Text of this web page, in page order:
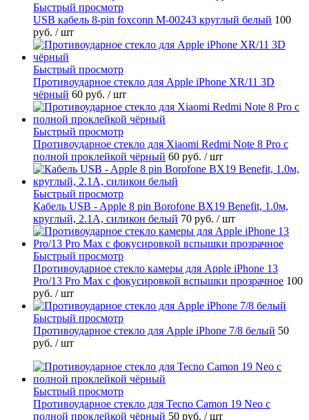
Быстрый просмотр
USB кабель 8-pin foxconn M-00243 круглый белый 100
руб. / шт
Быстрый просмотр
Противоударное стекло для Apple iPhone XR/11 3D
чёрный 60 руб. / шт
Быстрый просмотр
Противоударное стекло для Xiaomi Redmi Note 8 Pro с
полной проклейкой чёрный 60 руб. / шт
Быстрый просмотр
Кабель USB - Apple 8 pin Borofone BX19 Benefit, 1.0м,
круглый, 2.1A, силикон белый 70 руб. / шт
Быстрый просмотр
Противоударное стекло камеры для Apple iPhone 13
Pro/13 Pro Max с фокусировкой вспышки прозрачное 100
руб. / шт
Быстрый просмотр
Противоударное стекло для Apple iPhone 7/8 белый 50
руб. / шт
Быстрый просмотр
Противоударное стекло для Tecno Camon 19 Neo с
полной проклейкой чёрный 50 руб. / шт